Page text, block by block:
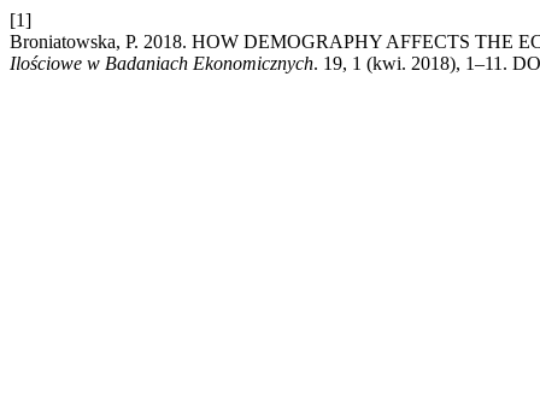
[1]
Broniatowska, P. 2018. HOW DEMOGRAPHY AFFECTS
Ilościowe w Badaniach Ekonomicznych. 19, 1 (kwi. 2018), 1–11.